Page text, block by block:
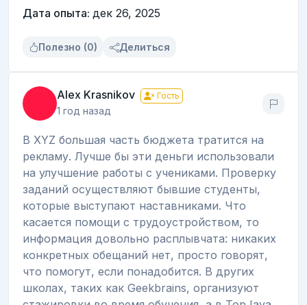
Дата опыта: дек 26, 2025
Полезно (0) Делиться
Alex Krasnikov Гость
1 год назад
В XYZ большая часть бюджета тратится на
рекламу. Лучше бы эти деньги использовали
на улучшение работы с учениками. Проверку
заданий осуществляют бывшие студенты,
которые выступают наставниками. Что
касается помощи с трудоустройством, то
информация довольно расплывчата: никаких
конкретных обещаний нет, просто говорят,
что помогут, если понадобится. В других
школах, таких как Geekbrains, организуют